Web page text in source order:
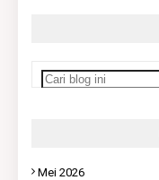
Mei 2026